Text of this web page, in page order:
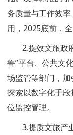
务质量与工作效
用，2025底前，
2.提效文旅政
鲁”平台、公共文
场监管等部门，
探索以数字化手
位监控管理。
3.提质文旅产